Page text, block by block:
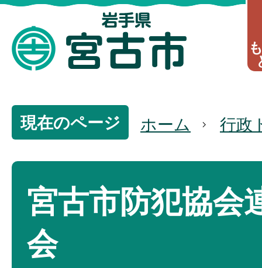
現在のページ ホーム 行政
宮古市防犯協会
会